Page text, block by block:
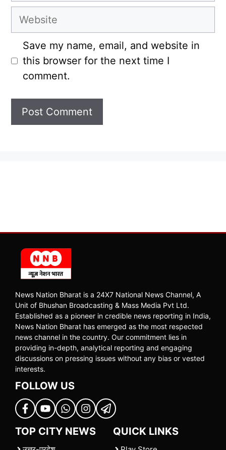
Website
Save my name, email, and website in
this browser for the next time I
comment.
News Nation Bharat is a 24X7 National News Channel, A
Unit of Bhushan Broadcasting & Mass Media Pvt Ltd.
Established as a pioneer in credible news reporting in India,
News Nation Bharat has emerged as the most respected
news channel in the country. Our commitment lies in
providing in-depth, analytical reporting and engaging
discussions on pressing issues without any bias or vested
interests.
FOLLOW US
TOP CITY NEWS QUICK LINKS